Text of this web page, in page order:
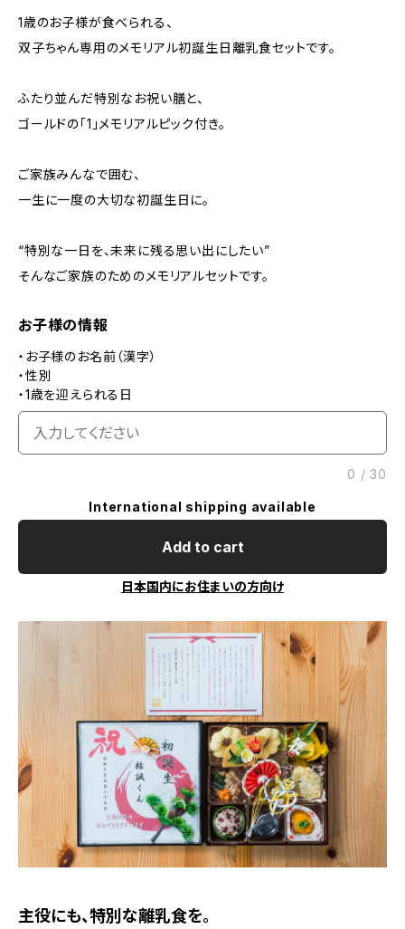
1歳のお子様が食べられる、
双子ちゃん専用のメモリアル初誕生日離乳食セットです。
ふたり並んだ特別なお祝い膳と、
ゴールドの「1」メモリアルピック付き。
ご家族みんなで囲む、
一生に一度の大切な初誕生日に。
“特別な一日を、未来に残る思い出にしたい”
そんなご家族のためのメモリアルセットです。
お子様の情報
・お子様のお名前（漢字）
・性別
・1歳を迎えられる日
0 /30
International shipping available
Add to cart
日本国内にお住まいの方向け
主役にも、特別な離乳食を。